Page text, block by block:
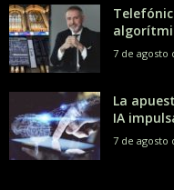
7 de agosto
La
IA
7 de agosto